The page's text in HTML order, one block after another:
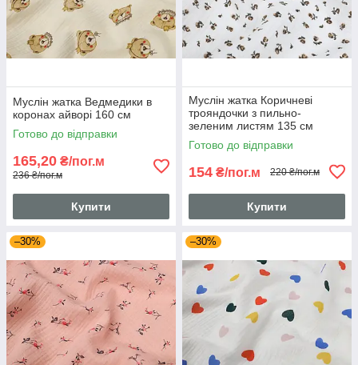
Муслін жатка Ведмедики в
коронах айворі 160 см
Готово до відправки
165,20 ₴/пог.м
236 ₴/пог.м
Купити
Муслін жатка Коричневі
трояндочки з пильно-
зеленим листям 135 см
Готово до відправки
154 ₴/пог.м 220 ₴/пог.м
Купити
–30% –30%